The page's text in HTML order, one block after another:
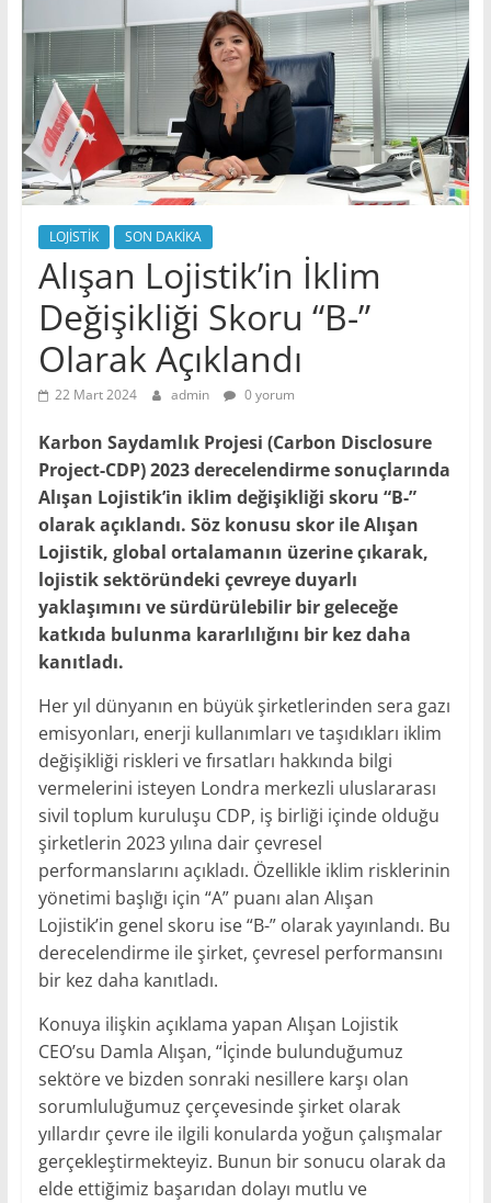
LOJİSTİK SON DAKİKA
Alışan Lojistik’in İklim
Değişikliği Skoru “B-”
Olarak Açıklandı
22 Mart 2024 admin 0 yorum
Karbon Saydamlık Projesi (Carbon Disclosure
Project-CDP) 2023 derecelendirme sonuçlarında
Alışan Lojistik’in iklim değişikliği skoru “B-”
olarak açıklandı. Söz konusu skor ile Alışan
Lojistik, global ortalamanın üzerine çıkarak,
lojistik sektöründeki çevreye duyarlı
yaklaşımını ve sürdürülebilir bir geleceğe
katkıda bulunma kararlılığını bir kez daha
kanıtladı.
Her yıl dünyanın en büyük şirketlerinden sera gazı
emisyonları, enerji kullanımları ve taşıdıkları iklim
değişikliği riskleri ve fırsatları hakkında bilgi
vermelerini isteyen Londra merkezli uluslararası
sivil toplum kuruluşu CDP, iş birliği içinde olduğu
şirketlerin 2023 yılına dair çevresel
performanslarını açıkladı. Özellikle iklim risklerinin
yönetimi başlığı için “A” puanı alan Alışan
Lojistik’in genel skoru ise “B-” olarak yayınlandı. Bu
derecelendirme ile şirket, çevresel performansını
bir kez daha kanıtladı.
Konuya ilişkin açıklama yapan Alışan Lojistik
CEO’su Damla Alışan, “İçinde bulunduğumuz
sektöre ve bizden sonraki nesillere karşı olan
sorumluluğumuz çerçevesinde şirket olarak
yıllardır çevre ile ilgili konularda yoğun çalışmalar
gerçekleştirmekteyiz. Bunun bir sonucu olarak da
elde ettiğimiz başarıdan dolayı mutlu ve